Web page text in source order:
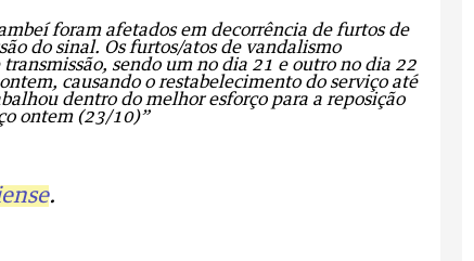
foram afetados em decorrência de furtos de
do sinal. Os furtos/atos de vandalismo
sendo um no dia 21 e outro no dia 22
causando o restabelecimento do serviço até
dentro do melhor esforço para a reposição
ontem (23/10)”
.